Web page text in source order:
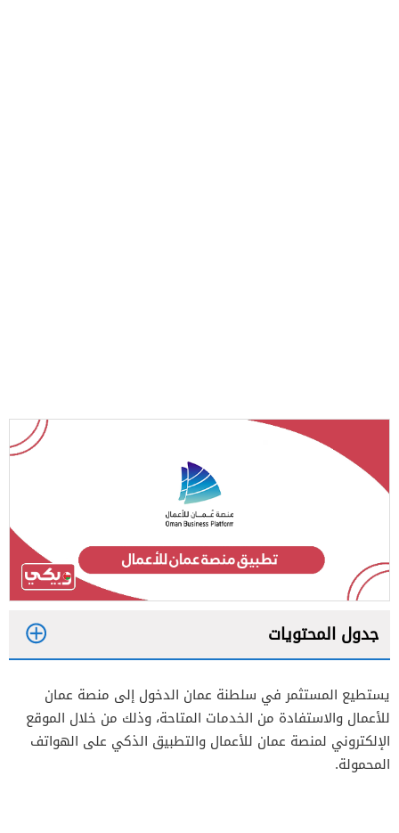
جدول المحتويات
2
يستطيع المستثمر في سلطنة عمان الدخول إلى منصة عمان
للأعمال والاستفادة من الخدمات المتاحة، وذلك من خلال الموقع
الإلكتروني لمنصة عمان للأعمال والتطبيق الذكي على الهواتف
المحمولة.